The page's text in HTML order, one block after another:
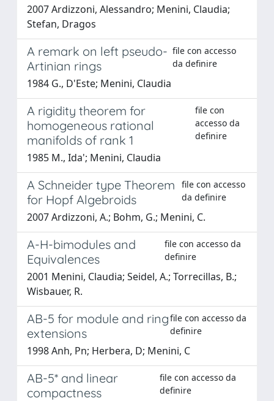
2007 Ardizzoni, Alessandro; Menini, Claudia;
Stefan, Dragos
A remark on left pseudo-
Artinian rings
file con accesso
da definire
1984 G., D'Este; Menini, Claudia
A rigidity theorem for
homogeneous rational
manifolds of rank 1
file con
accesso da
definire
1985 M., Ida'; Menini, Claudia
A Schneider type Theorem
for Hopf Algebroids
file con accesso
da definire
2007 Ardizzoni, A.; Bohm, G.; Menini, C.
A-H-bimodules and
Equivalences
file con accesso da
definire
2001 Menini, Claudia; Seidel, A.; Torrecillas, B.;
Wisbauer, R.
AB-5 for module and ring
extensions
file con accesso da
definire
1998 Anh, Pn; Herbera, D; Menini, C
AB-5* and linear
compactness
file con accesso da
definire